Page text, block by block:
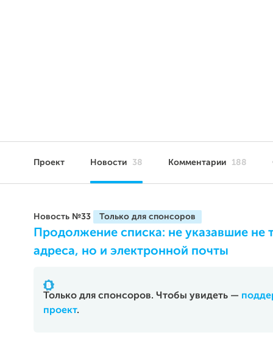
Проект Новости 38 Комментарии 188
Новость №33
Продолжение списка: не указавшие не
адреса, но и электронной почты
Только для спонсоров. Чтобы увидеть —
проект.